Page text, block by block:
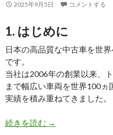
を
ン
ザ
ニ
ア
へ
輸
出
ま
2025年9月5日 コメントする
1. はじめに
日本の高品質な中古車を世
です。
当社は2006年の創業以来、
まで幅広い車両を世界100ヵ
実績を積み重ねてきました。
続きを読む 【買
→